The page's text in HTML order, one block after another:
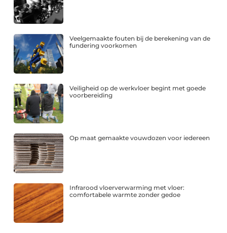
Veelgemaakte fouten bij de berekening van de
fundering voorkomen
Veiligheid op de werkvloer begint met goede
voorbereiding
Op maat gemaakte vouwdozen voor iedereen
Infrarood vloerverwarming met vloer:
comfortabele warmte zonder gedoe